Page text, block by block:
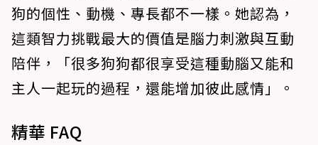
狗的個性、動機、專長都不一樣。她認為，
這類智力挑戰最大的價值是腦力刺激與互動
陪伴，「很多狗狗都很享受這種動腦又能和
主人一起玩的過程，還能增加彼此感情」。
精華 FAQ